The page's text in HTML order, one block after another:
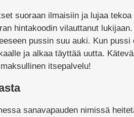
suoraan ilmaisiin ja lujaa
hintakoodin vilauttanut
pussin suu auki. Kun pussi
ja alkaa täyttää uutta.
itsepalvelu!
sanavapauden nimissä